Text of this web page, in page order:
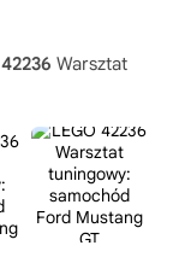
42236 Warsztat